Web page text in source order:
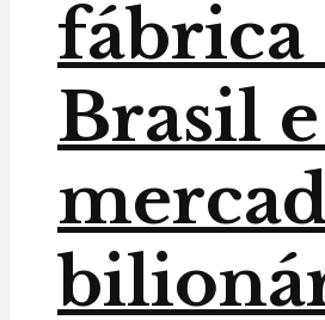
fábrica
Brasil